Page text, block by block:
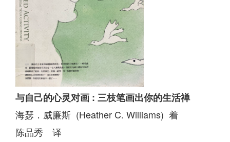
与自己的心灵对画 : 三枝笔画出你的生活禅
海瑟．威廉斯 (Heather C. Williams) 着
陈品秀 译